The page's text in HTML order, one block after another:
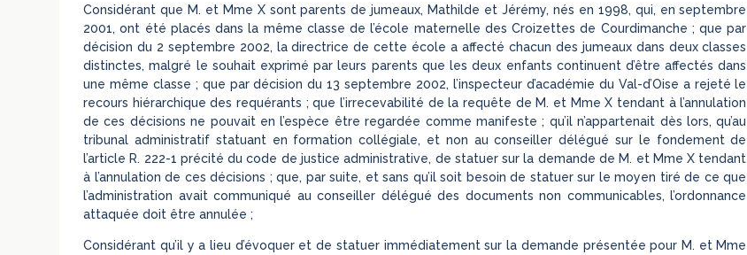
Considérant que M. et Mme X sont parents de jumeaux, Mathilde et Jérémy, nés en 1998, qui, en septembre
2001, ont été placés dans la même classe de l’école maternelle des Croizettes de Courdimanche ; que par
décision du 2 septembre 2002, la directrice de cette école a affecté chacun des jumeaux dans deux classes
distinctes, malgré le souhait exprimé par leurs parents que les deux enfants continuent d’être affectés dans
une même classe ; que par décision du 13 septembre 2002, l’inspecteur d’académie du Val-d’Oise a rejeté le
recours hiérarchique des requérants ; que l’irrecevabilité de la requête de M. et Mme X tendant à l’annulation
de ces décisions ne pouvait en l’espèce être regardée comme manifeste ; qu’il n’appartenait dès lors, qu’au
tribunal administratif statuant en formation collégiale, et non au conseiller délégué sur le fondement de
l’article R. 222-1 précité du code de justice administrative, de statuer sur la demande de M. et Mme X tendant
à l’annulation de ces décisions ; que, par suite, et sans qu’il soit besoin de statuer sur le moyen tiré de ce que
l’administration avait communiqué au conseiller délégué des documents non communicables, l’ordonnance
attaquée doit être annulée ;
Considérant qu’il y a lieu d’évoquer et de statuer immédiatement sur la demande présentée pour M. et Mme